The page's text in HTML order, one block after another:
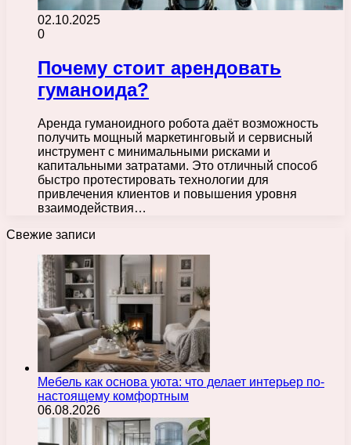
02.10.2025
0
Почему стоит арендовать
гуманоида?
Аренда гуманоидного робота даёт возможность
получить мощный маркетинговый и сервисный
инструмент с минимальными рисками и
капитальными затратами. Это отличный способ
быстро протестировать технологии для
привлечения клиентов и повышения уровня
взаимодействия…
Свежие записи
Мебель как основа уюта: что делает интерьер по-
настоящему комфортным
06.08.2026